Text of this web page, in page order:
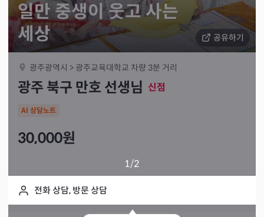
공유하기
일만 중생이 웃고 사는
세상
광주광역시 > 광주교육대학교 차량 3분 거리
광주 북구 만호 선생님 신점
AI 상담노트
30,000원
1/2
전화 상담, 방문 상담